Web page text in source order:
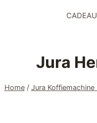
Jura
Home / Jura Koffiemachine